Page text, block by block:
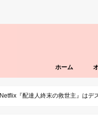
ホーム
Netflix『配達人終末の救世主』はデ